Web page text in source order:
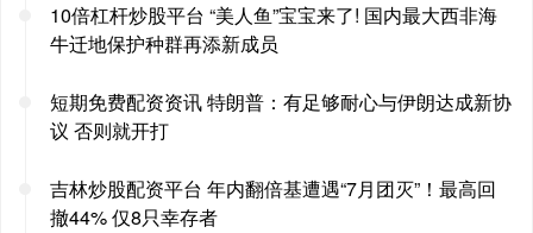
10倍杠杆炒股平台 “美人鱼”宝宝来了! 国内最大西非海
牛迁地保护种群再添新成员
短期免费配资资讯 特朗普：有足够耐心与伊朗达成新协
议 否则就开打
吉林炒股配资平台 年内翻倍基遭遇“7月团灭”！最高回
撤44% 仅8只幸存者